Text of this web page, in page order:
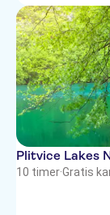
& Hostel
Palace
Punta
Vila
Hotel
Plitvice Lakes
10 timer·Gratis